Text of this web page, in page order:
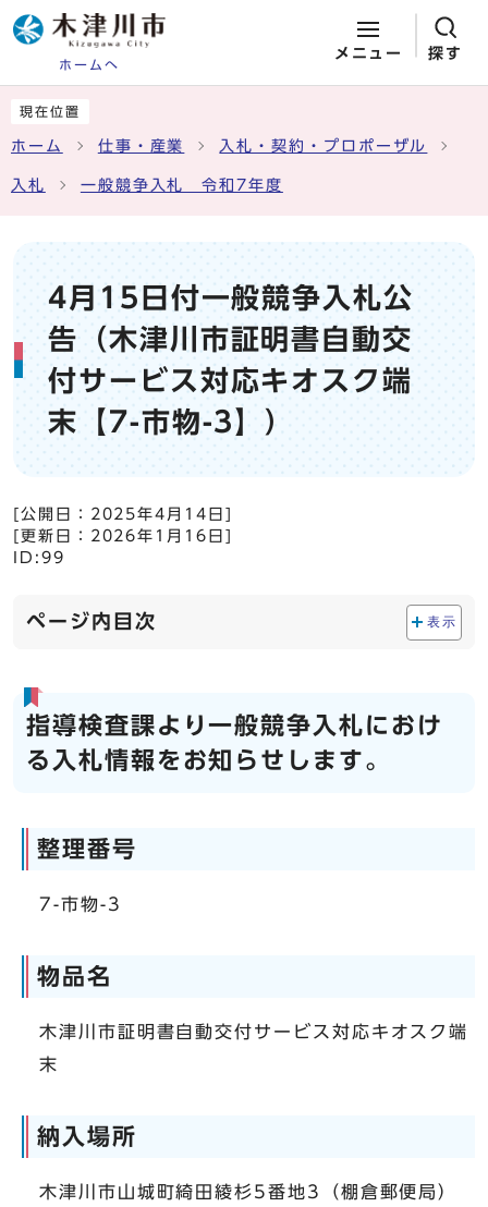
ホームへ
メニュー 探す
現在位置
ホーム 仕事・産業 入札・契約・プロポーザル
入札 一般競争入札 令和7年度
4月15日付一般競争入札公
告（木津川市証明書自動交
付サービス対応キオスク端
末【7-市物-3】）
[公開日： 2025年4月14日
[更新日： 2026年1月16日
ID:99
ページ内目次 表示
指導検査課より一般競争入札におけ
る入札情報をお知らせします。
整理番号
7-市物-3
物品名
木津川市証明書自動交付サービス対応キオスク端
末
納入場所
木津川市山城町綺田綾杉5番地3（棚倉郵便局）